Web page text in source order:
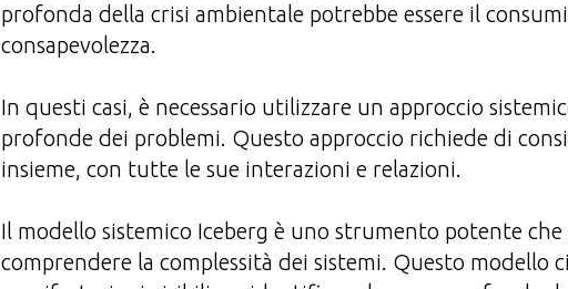
profonda della crisi ambientale potrebbe essere il
consapevolezza.
In questi casi, è necessario utilizzare un approccio
profonde dei problemi. Questo approccio richiede di
insieme, con tutte le sue interazioni e relazioni.
Il modello sistemico Iceberg è uno strumento potente
comprendere la complessità dei sistemi. Questo modello